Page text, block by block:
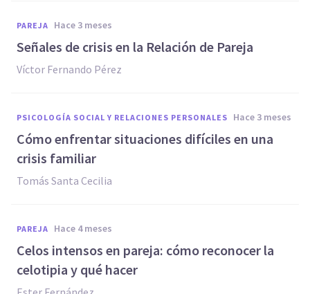
PAREJA hace 3 meses
Señales de crisis en la Relación de Pareja
Víctor Fernando Pérez
PSICOLOGÍA SOCIAL Y RELACIONES PERSONALES hace 3 meses
Cómo enfrentar situaciones difíciles en una
crisis familiar
Tomás Santa Cecilia
PAREJA hace 4 meses
Celos intensos en pareja: cómo reconocer la
celotipia y qué hacer